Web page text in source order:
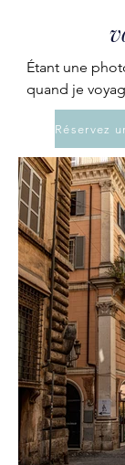
Étant une
quand je
prendres des
je visite afin
ces lieux.